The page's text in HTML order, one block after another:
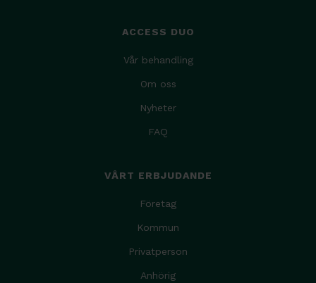
ACCESS DUO
Vår behandling
Om oss
Nyheter
FAQ
VÅRT ERBJUDANDE
Företag
Kommun
Privatperson
Anhörig